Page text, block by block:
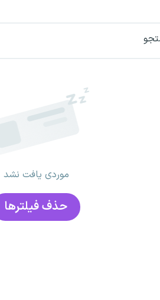
موردی یافت نشد
حذف فیلتر‌ها